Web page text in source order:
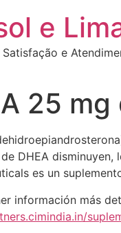
e
e
25
DHEA
es un
información más